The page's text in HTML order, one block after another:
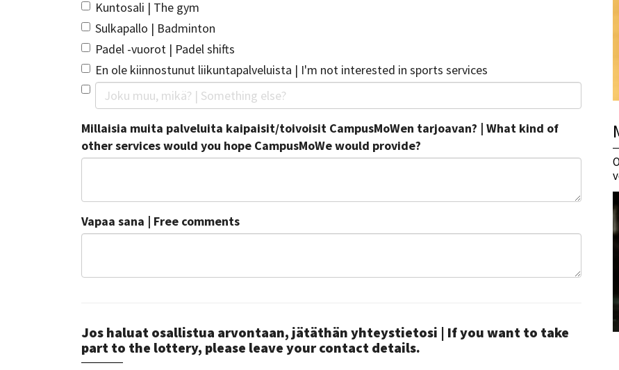
Kuntosali | The gym
Sulkapallo | Badminton
Padel -vuorot | Padel shifts
En ole kiinnostunut liikuntapalveluista | I'm not interested in sports services
Millaisia muita palveluita kaipaisit/toivoisit CampusMoWen tarjoavan? | What kind of
other services would you hope CampusMoWe would provide?
Vapaa sana | Free comments
Jos haluat osallistua arvontaan, jätäthän yhteystietosi | If you want to take
part to the lottery, please leave your contact details.